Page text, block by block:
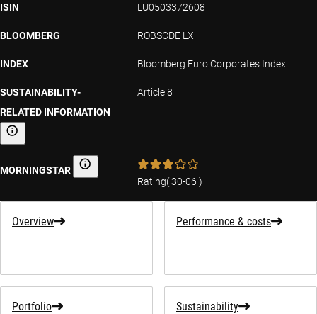
ISIN LU0503372608
BLOOMBERG ROBSCDE LX
INDEX Bloomberg Euro Corporates Index
SUSTAINABILITY-
RELATED INFORMATION
Sustainability-related information
Article 8
MORNINGSTAR Morningstar
Rating(30-06 )
Overview Performance & costs
Portfolio Sustainability